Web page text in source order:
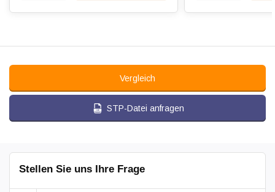
Vergleich
STP-Datei anfragen
Stellen Sie uns Ihre Frage